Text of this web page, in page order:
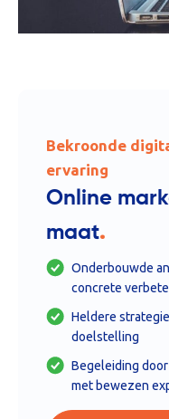
Bekroonde
ervaring
Online
maat.
Onderbouwde
concrete
Heldere
doelstelling
Begeleiding
met bewezen